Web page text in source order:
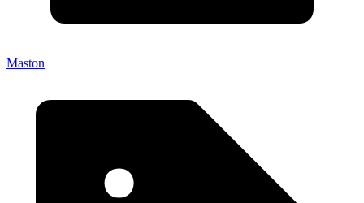
Maston